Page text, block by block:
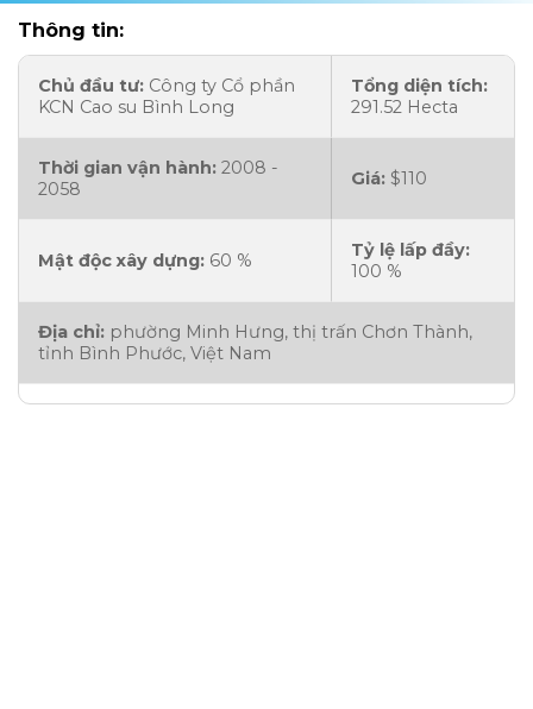
Thông tin:
Chủ đầu tư: Công ty Cổ phần
KCN Cao su Bình Long
Tổng diện tích:
291.52 Hecta
Thời gian vận hành: 2008 -
2058
Giá: $110
Mật độc xây dựng: 60 %
Tỷ lệ lấp đầy:
100 %
Địa chỉ: phường Minh Hưng, thị trấn Chơn Thành,
tỉnh Bình Phước, Việt Nam